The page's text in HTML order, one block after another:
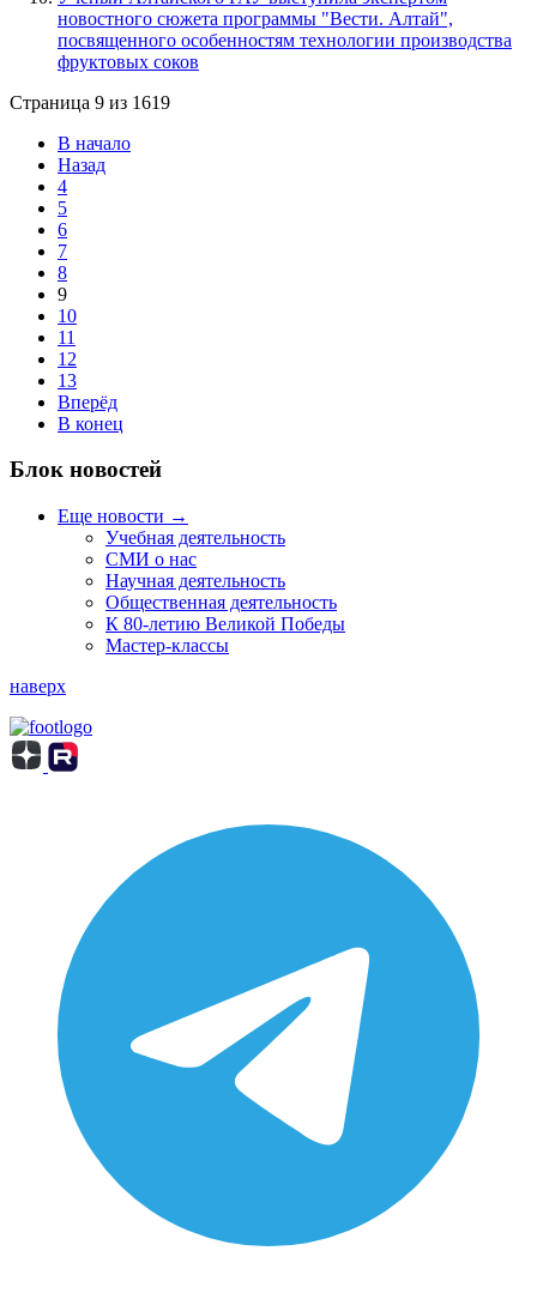
новостного сюжета программы "Вести. Алтай",
посвященного особенностям технологии производства
фруктовых соков
Страница 9 из 1619
В начало
Назад
4
5
6
7
8
9
10
11
12
13
Вперёд
В конец
Блок новостей
Еще новости →
Учебная деятельность
СМИ о нас
Научная деятельность
Общественная деятельность
К 80-летию Великой Победы
Мастер-классы
наверх